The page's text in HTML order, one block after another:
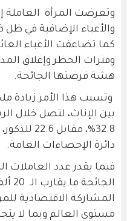
وتعرضت المرأة العاملة
والأعباء الإضافية في
كما تضاعفت الأعباء
وفترات الحظر وإغلاق
هشة فرضتها الجائحة.
وتسبب هذا الأمر زيادة
بين الإناث، لتصل خلال
32.8%،
دائرة الإحصاءات العامة.
فيما يقدر عدد العاملات
المشاركة الاقتصادية
مستوى العالم وبما لا يتجاوز